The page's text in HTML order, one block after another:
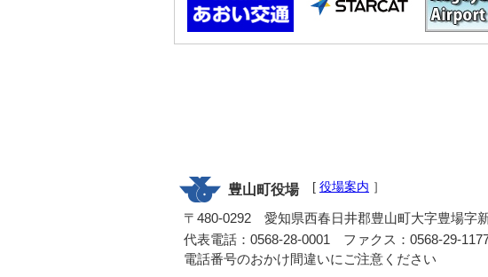
豊山町役場 [ 役場案内 ］
〒480-0292 愛知県西春日井郡豊山町大字豊場字
代表電話：0568-28-0001 ファクス：0568-29-
電話番号のおかけ間違いにご注意ください